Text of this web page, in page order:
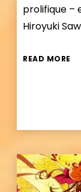
prolifique –
Hiroyuki
READ MORE